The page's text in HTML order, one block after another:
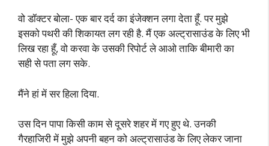
वो डॉक्टर बोला- एक बार दर्द का इंजेक्शन लगा देता हूँ. पर मुझे
इसको पथरी की शिकायत लग रही है. मैं एक अल्ट्रासाउंड के लिए भी
लिख रहा हूँ, वो करवा के उसकी रिपोर्ट ले आओ ताकि बीमारी का
सही से पता लग सके.
मैंने हां में सर हिला दिया.
उस दिन पापा किसी काम से दूसरे शहर में गए हुए थे. उनकी
गैरहाजिरी में मुझे अपनी बहन को अल्ट्रासाउंड के लिए लेकर जाना